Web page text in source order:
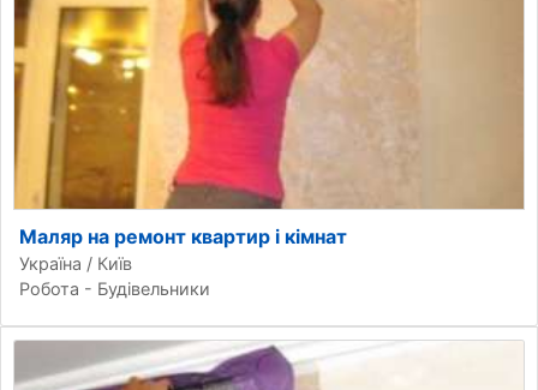
Маляр на ремонт квартир і кімнат
Україна / Київ
Робота - Будівельники